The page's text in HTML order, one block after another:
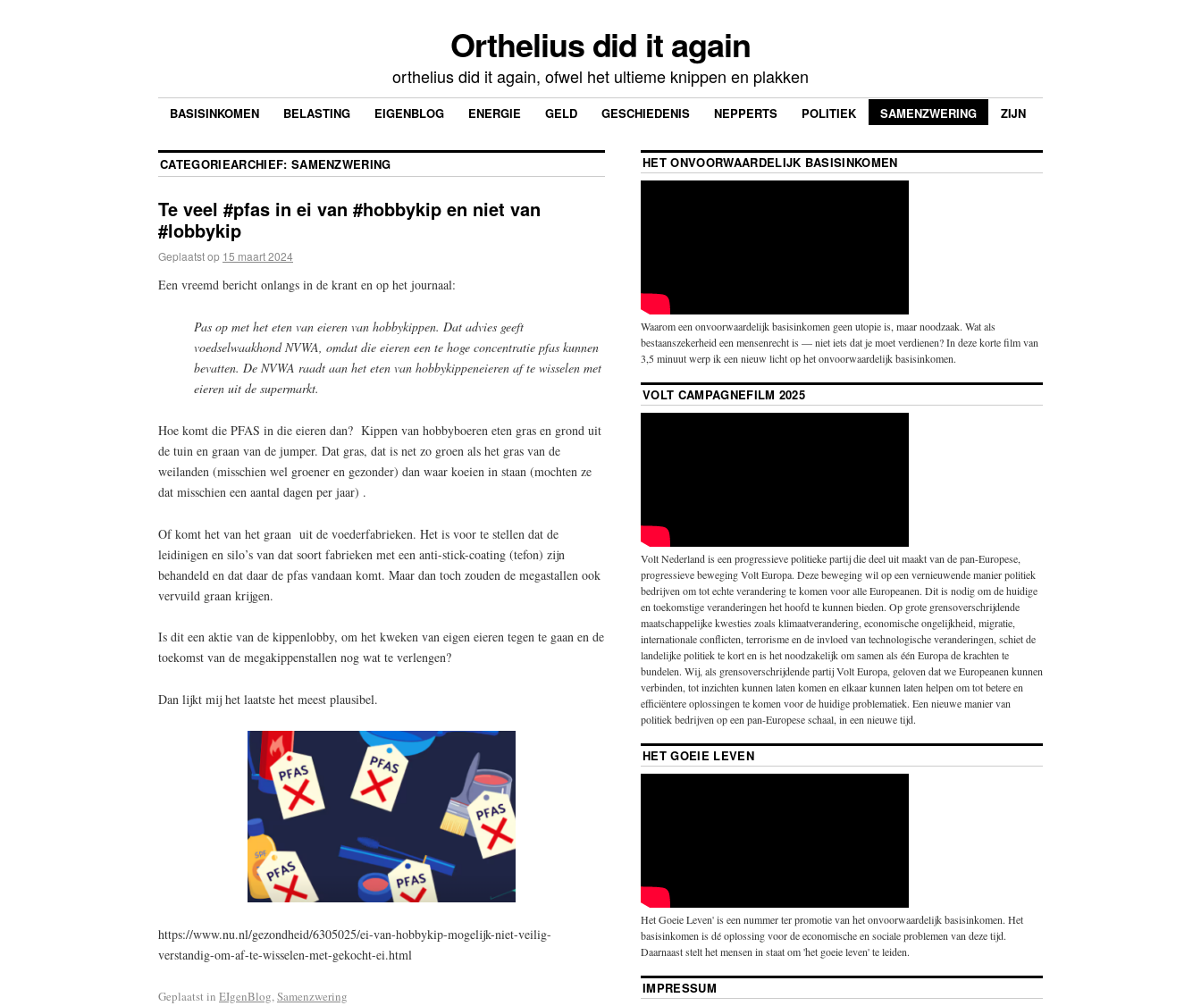
Orthelius did it again
orthelius did it again, ofwel het ultieme knippen en plakken
BASISINKOMEN BELASTING EIGENBLOG ENERGIE GELD GESCHIEDENIS NEPPERTS POLITIEK SAMENZWERING ZIJN
CATEGORIEARCHIEF: SAMENZWERING
Te veel #pfas in ei van #hobbykip en niet van
#lobbykip
Geplaatst op 15 maart 2024
Een vreemd bericht onlangs in de krant en op het journaal:
Pas op met het eten van eieren van hobbykippen. Dat advies geeft
voedselwaakhond NVWA, omdat die eieren een te hoge concentratie pfas kunnen
bevatten. De NVWA raadt aan het eten van hobbykippeneieren af te wisselen met
eieren uit de supermarkt.
Hoe komt die PFAS in die eieren dan? Kippen van hobbyboeren eten gras en grond uit
de tuin en graan van de jumper. Dat gras, dat is net zo groen als het gras van de
weilanden (misschien wel groener en gezonder) dan waar koeien in staan (mochten ze
dat misschien een aantal dagen per jaar) .
Of komt het van het graan uit de voederfabrieken. Het is voor te stellen dat de
leidinigen en silo’s van dat soort fabrieken met een anti-stick-coating (tefon) zijn
behandeld en dat daar de pfas vandaan komt. Maar dan toch zouden de megastallen ook
vervuild graan krijgen.
Is dit een aktie van de kippenlobby, om het kweken van eigen eieren tegen te gaan en de
toekomst van de megakippenstallen nog wat te verlengen?
Dan lijkt mij het laatste het meest plausibel.
https://www.nu.nl/gezondheid/6305025/ei-van-hobbykip-mogelijk-niet-veilig-
verstandig-om-af-te-wisselen-met-gekocht-ei.html
Geplaatst in EIgenBlog, Samenzwering
HET ONVOORWAARDELIJK BASISINKOMEN
Waarom een onvoorwaardelijk basisinkomen geen utopie is, maar noodzaak. Wat als
bestaanszekerheid een mensenrecht is — niet iets dat je moet verdienen? In deze korte film van
3,5 minuut werp ik een nieuw licht op het onvoorwaardelijk basisinkomen.
VOLT CAMPAGNEFILM 2025
Volt Nederland is een progressieve politieke partij die deel uit maakt van de pan-Europese,
progressieve beweging Volt Europa. Deze beweging wil op een vernieuwende manier politiek
bedrijven om tot echte verandering te komen voor alle Europeanen. Dit is nodig om de huidige
en toekomstige veranderingen het hoofd te kunnen bieden. Op grote grensoverschrijdende
maatschappelijke kwesties zoals klimaatverandering, economische ongelijkheid, migratie,
internationale conflicten, terrorisme en de invloed van technologische veranderingen, schiet de
landelijke politiek te kort en is het noodzakelijk om samen als één Europa de krachten te
bundelen. Wij, als grensoverschrijdende partij Volt Europa, geloven dat we Europeanen kunnen
verbinden, tot inzichten kunnen laten komen en elkaar kunnen laten helpen om tot betere en
efficiëntere oplossingen te komen voor de huidige problematiek. Een nieuwe manier van
politiek bedrijven op een pan-Europese schaal, in een nieuwe tijd.
HET GOEIE LEVEN
Het Goeie Leven' is een nummer ter promotie van het onvoorwaardelijk basisinkomen. Het
basisinkomen is dé oplossing voor de economische en sociale problemen van deze tijd.
Daarnaast stelt het mensen in staat om 'het goeie leven' te leiden.
IMPRESSUM